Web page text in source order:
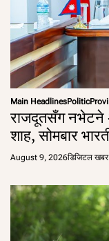
Main HeadlinesPolitic
राजदूतसँग नभेटने
शाह, सोमबार
August 9, 2026डिजिटल खबर